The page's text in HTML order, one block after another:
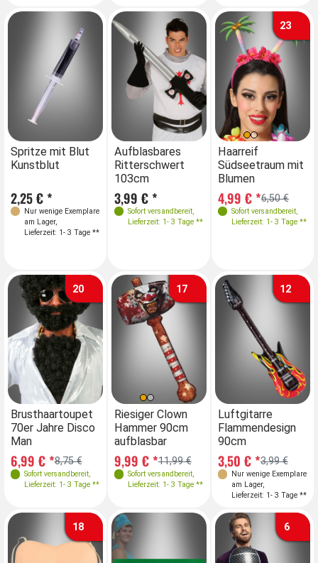
Spritze mit Blut
Kunstblut
2,25 € *
Nur wenige Exemplare
am Lager,
Lieferzeit: 1- 3 Tage **
Aufblasbares
Ritterschwert
103cm
3,99 € *
Sofort versandbereit,
Lieferzeit: 1- 3 Tage **
23
Haarreif
Südseetraum mit
Blumen
6,50 €
4,99 € *
Sofort versandbereit,
Lieferzeit: 1- 3 Tage **
20
Brusthaartoupet
70er Jahre Disco
Man
8,75 €
6,99 € *
Sofort versandbereit,
Lieferzeit: 1- 3 Tage **
17
Riesiger Clown
Hammer 90cm
aufblasbar
11,99 €
9,99 € *
Sofort versandbereit,
Lieferzeit: 1- 3 Tage **
12
Luftgitarre
Flammendesign
90cm
3,99 €
3,50 € *
Nur wenige Exemplare
am Lager,
Lieferzeit: 1- 3 Tage **
18 6